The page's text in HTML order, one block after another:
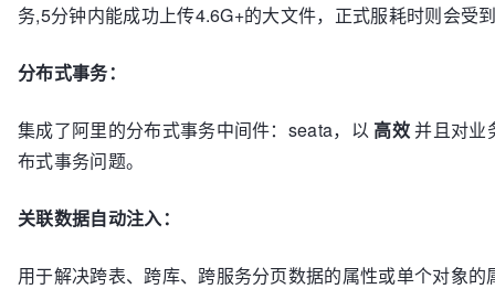
务,5分钟内能成功上传4.6G+的大文件，正式服耗时则会受
分布式事务：
集成了阿里的分布式事务中间件：seata，以 高效并且对
布式事务问题。
关联数据自动注入：
用于解决跨表、跨库、跨服务分页数据的属性或单个对象